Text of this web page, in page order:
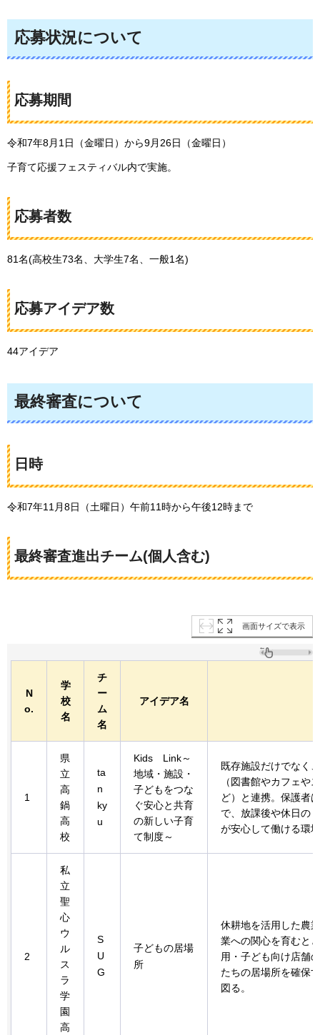
応募状況について
応募期間
令和7年8月1日（金曜日）から9月26日（金曜日）
子育て応援フェスティバル内で実施。
応募者数
81名(高校生73名、大学生7名、一般1名)
応募アイデア数
44アイデア
最終審査について
日時
令和7年11月8日（土曜日）午前11時から午後12時まで
最終審査進出チーム(個人含む)
画面サイズで表示
N
o.
学
校
名
チ
ー
ム
名
アイデア名
1
県
立
高
鍋
高
校
ta
n
ky
u
Kids
Link～
地域・施設・
子どもをつな
ぐ安心と共育
の新しい子育
て制度～
既存施設だけでなく
（図書館やカフェや
ど）と連携。保護者
で、放課後や休日の
が安心して働ける環
2
私
立
聖
心
ウ
ル
ス
ラ
学
園
高
S
U
G
子どもの居場
所
休耕地を活用した農
業への関心を育むと
用・子ども向け店舗
たちの居場所を確保
図る。